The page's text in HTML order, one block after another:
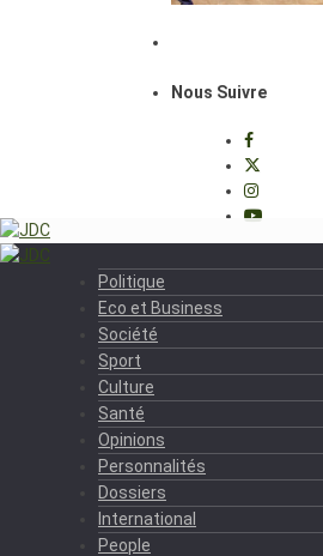
Nous Suivre
Politique
Eco et Business
Société
Sport
Culture
Santé
Opinions
Personnalités
Dossiers
International
People